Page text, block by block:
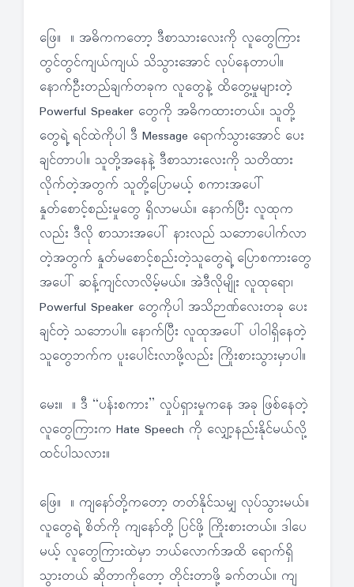
ဖြေ။ ။ အဓိကကတော့ ဒီစာသားလေးကို လူတွေကြား
တွင်တွင်ကျယ်ကျယ် သိသွားအောင် လုပ်နေတာပါ။
နောက်ဦးတည်ချက်တခုက လူတွေနဲ့ ထိတွေ့မှုများတဲ့
Powerful Speaker တွေကို အဓိကထားတယ်။ သူတို့
တွေရဲ့ ရင်ထဲကိုပါ ဒီ Message ရောက်သွားအောင် ပေး
ချင်တာပါ။ သူတို့အနေနဲ့ ဒီစာသားလေးကို သတိထား
လိုက်တဲ့အတွက် သူတို့ပြောမယ့် စကားအပေါ်
နှုတ်စောင့်စည်းမှုတွေ ရှိလာမယ်။ နောက်ပြီး လူထုက
လည်း ဒီလို စာသားအပေါ် နားလည် သဘောပေါက်လာ
တဲ့အတွက် နှုတ်မစောင့်စည်းတဲ့သူတွေရဲ့ ပြောစကားတွေ
အပေါ် ဆန့်ကျင်လာလိမ့်မယ်။ အဲဒီလိုမျိုး လူထုရော၊
Powerful Speaker တွေကိုပါ အသိဉာဏ်လေးတခု ပေး
ချင်တဲ့ သဘောပါ။ နောက်ပြီး လူထုအပေါ် ပါဝါရှိနေတဲ့
သူတွေဘက်က ပူးပေါင်းလာဖို့လည်း ကြိုးစားသွားမှာပါ။
မေး။ ။ ဒီ “ပန်းစကား” လှုပ်ရှားမှုကနေ အခု ဖြစ်နေတဲ့
လူတွေကြားက Hate Speech ကို လျှော့နည်းနိုင်မယ်လို့
ထင်ပါသလား။
ဖြေ။ ။ ကျနော်တို့ကတော့ တတ်နိုင်သမျှ လုပ်သွားမယ်။
လူတွေရဲ့ စိတ်ကို ကျနော်တို့ ပြင်ဖို့ ကြိုးစားတယ်။ ဒါပေ
မယ့် လူတွေကြားထဲမှာ ဘယ်လောက်အထိ ရောက်ရှိ
သွားတယ် ဆိုတာကိုတော့ တိုင်းတာဖို့ ခက်တယ်။ ကျ